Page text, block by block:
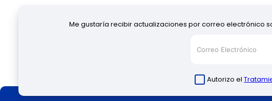
Me gustaría recibir actualizaciones por correo electrónico
Autorizo el